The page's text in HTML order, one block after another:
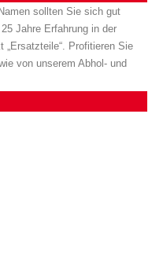
sollten Sie sich gut
Jahre Erfahrung in der
„Ersatzteile“. Profitieren Sie
von unserem Abhol- und